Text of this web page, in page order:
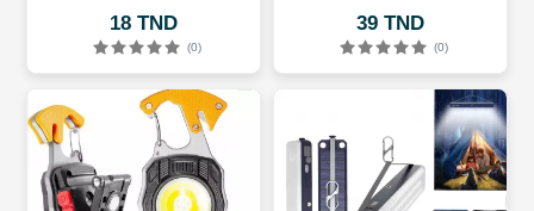
18 TND
(0)
39 TND
(0)